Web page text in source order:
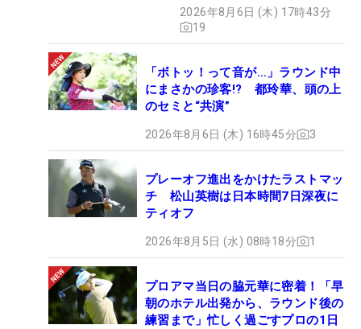
2026年8月6日 (木) 17時43分
19
「ボトッ！って音が…」ラウンド中
にまさかの珍客!? 都玲華、頭の上
のセミと“共演”
2026年8月6日 (木) 16時45分 3
プレーオフ進出をかけたラストマッ
チ 松山英樹は日本時間7日深夜に
ティオフ
2026年8月5日 (水) 08時18分 1
プロアマ当日の脇元華に密着！「早
朝のホテル出発から、ラウンド後の
練習まで」忙しく過ごすプロの1日